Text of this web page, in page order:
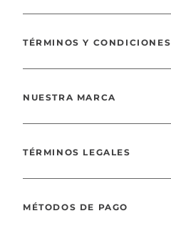
TÉRMINOS Y CONDICIONES
NUESTRA MARCA
TÉRMINOS LEGALES
MÉTODOS DE PAGO